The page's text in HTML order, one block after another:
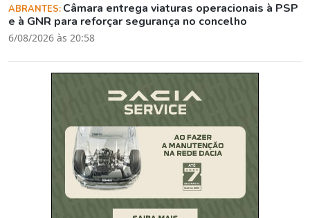
ABRANTES: Câmara entrega viaturas operacionais à PSP
e à GNR para reforçar segurança no concelho
6/08/2026 às 20:58